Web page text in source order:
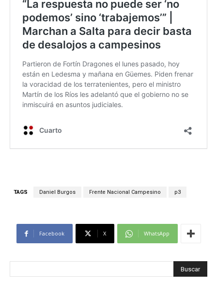
TAGS Daniel Burgos Frente Nacional Campesino p3
Facebook X WhatsApp